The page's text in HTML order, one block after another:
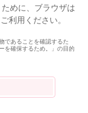
めに、ブラウザは
利用ください。
であることを確認するた
を確保するため。」の目的